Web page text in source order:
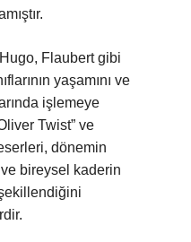
Flaubert gibi
yaşamını ve
işlemeye
Twist” ve
dönemin
bireysel kaderin